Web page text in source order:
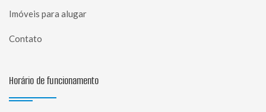
Imóveis para alugar
Contato
Horário de funcionamento